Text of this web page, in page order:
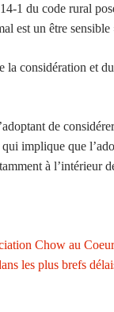
1 du code rural
est un être sensible
considération et
de
implique que
à l’intérieur
Chow au
les plus brefs